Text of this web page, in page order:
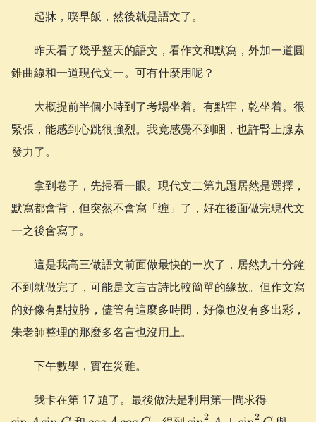
起牀，喫早飯，然後就是語文了。
昨天看了幾乎整天的語文，看作文和默寫，外加一道圓
錐曲線和一道現代文一。可有什麼用呢？
大概提前半個小時到了考場坐着。有點牢，乾坐着。很
緊張，能感到心跳很強烈。我竟感覺不到睏，也許腎上腺素
發力了。
拿到卷子，先掃看一眼。現代文二第九題居然是選擇，
默寫都會背，但突然不會寫「缠」了，好在後面做完現代文
一之後會寫了。
這是我高三做語文前面做最快的一次了，居然九十分鐘
不到就做完了，可能是文言古詩比較簡單的緣故。但作文寫
的好像有點拉胯，儘管有這麼多時間，好像也沒有多出彩，
朱老師整理的那麼多名言也沒用上。
下午數學，實在災難。
我卡在第 17 題了。最後做法是利用第一問求得
\cos \sin^2
2 2